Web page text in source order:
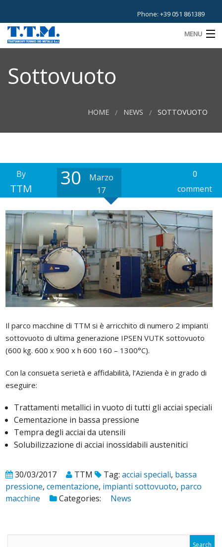
Phone: +39 051 861389
MENU
AZIENDA
CONTATTI
Sottovuoto
HOME NEWS SOTTOVUOTO
By
TTM 30
Marzo
17
0
comment
Il parco macchine di TTM si è arricchito di numero 2 impianti
sottovuoto di ultima generazione IPSEN VUTK sottovuoto
(600 kg. 600 x 900 x h 600 160 – 1300°C).
Con la consueta serietà e affidabilità, l’Azienda è in grado di
eseguire:
Trattamenti metallici in vuoto di tutti gli acciai speciali
Cementazione in bassa pressione
Tempra degli acciai da utensili
Solubilizzazione di acciai inossidabili austenitici
30/03/2017 TTM Tag: acciai speciali, bassa
pressione, cementazione, impianti sottovuoto, parco
macchine
Categories: News